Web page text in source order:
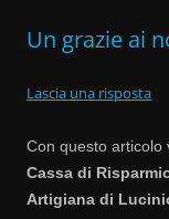
o
k
Un grazie ai
Lascia una risposta
Con questo articolo
Cassa di
Artigiana di